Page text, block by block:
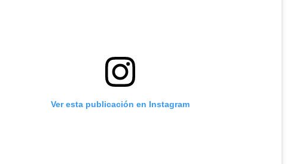
Ver esta publicación en Instagram